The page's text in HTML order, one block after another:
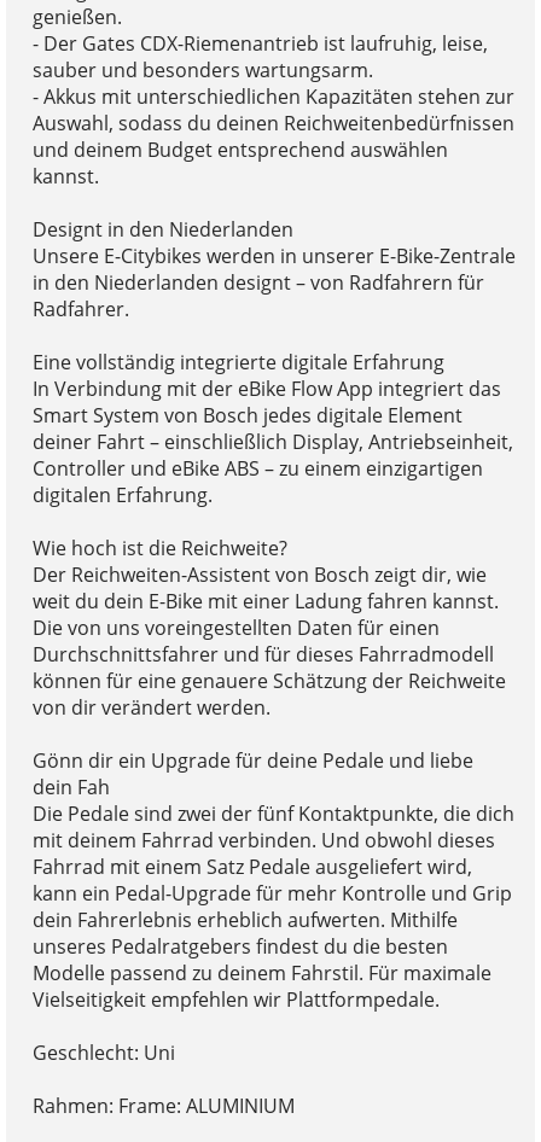
genießen.
- Der Gates CDX-Riemenantrieb ist laufruhig, leise,
sauber und besonders wartungsarm.
- Akkus mit unterschiedlichen Kapazitäten stehen zur
Auswahl, sodass du deinen Reichweitenbedürfnissen
und deinem Budget entsprechend auswählen
kannst.
Designt in den Niederlanden
Unsere E-Citybikes werden in unserer E-Bike-Zentrale
in den Niederlanden designt – von Radfahrern für
Radfahrer.
Eine vollständig integrierte digitale Erfahrung
In Verbindung mit der eBike Flow App integriert das
Smart System von Bosch jedes digitale Element
deiner Fahrt – einschließlich Display, Antriebseinheit,
Controller und eBike ABS – zu einem einzigartigen
digitalen Erfahrung.
Wie hoch ist die Reichweite?
Der Reichweiten-Assistent von Bosch zeigt dir, wie
weit du dein E-Bike mit einer Ladung fahren kannst.
Die von uns voreingestellten Daten für einen
Durchschnittsfahrer und für dieses Fahrradmodell
können für eine genauere Schätzung der Reichweite
von dir verändert werden.
Gönn dir ein Upgrade für deine Pedale und liebe
dein Fah
Die Pedale sind zwei der fünf Kontaktpunkte, die dich
mit deinem Fahrrad verbinden. Und obwohl dieses
Fahrrad mit einem Satz Pedale ausgeliefert wird,
kann ein Pedal-Upgrade für mehr Kontrolle und Grip
dein Fahrerlebnis erheblich aufwerten. Mithilfe
unseres Pedalratgebers findest du die besten
Modelle passend zu deinem Fahrstil. Für maximale
Vielseitigkeit empfehlen wir Plattformpedale.
Geschlecht: Uni
Rahmen: Frame: ALUMINIUM